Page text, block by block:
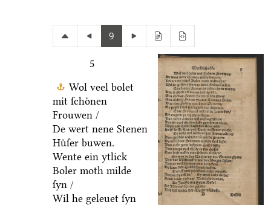
9
5
Wol veel bolet
mit ſchoͤnen
Frouwen /
De wert nene Stenen
Huͤſer buwen.
Wente ein ytlick
Boler moth milde
ſyn /
Wil he geleuet ſyn